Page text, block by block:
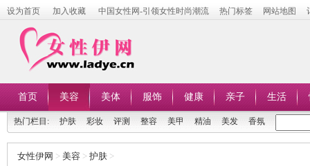
设为首页 加入收藏 中国女性网-引领女性时尚潮流 热门标签 网站地图
首页 美容 美体 服饰 健康 亲子 生活
热门栏目: 护肤 彩妆 评测 整容 美甲 精油 美发 香氛
女性伊网 > 美容 > 护肤 >